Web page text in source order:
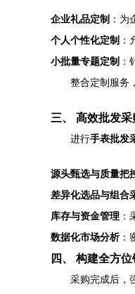
企业礼品定制 ：
个人个性化定制
小批量专题定制
整合定制服务
三、 高效批发
进行手表批发
源头甄选与质量把
差异化选品与组合
库存与资金管理
数据化市场分析：
四、 构建全方
采购完成后，